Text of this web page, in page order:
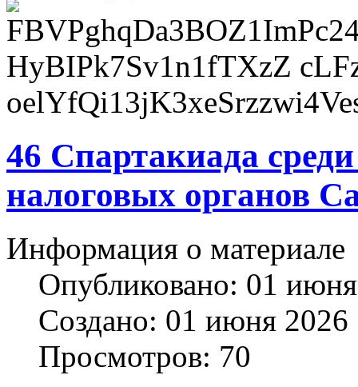
46 Спартакиада
налоговых органов
Информация о материале
Опубликовано: 01
Создано: 01 июня 2026
Просмотров: 70